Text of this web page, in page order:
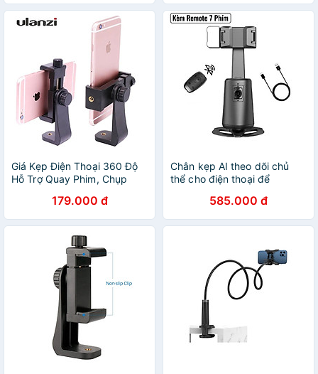
Giá Kẹp Điện Thoại 360 Độ
Hỗ Trợ Quay Phim, Chụp
Man - Hàng Chính Hãng - Đế
Kẹp Điện Thoại. Tripod
Bracket Holder Tripod Ulanzi
Tripod Mount Cell Phone
Clipper Vertical Bracket Clip
Holder 360 Degree Adapter
179.000 đ
Chân kẹp AI theo dõi chủ
thể cho điện thoại để
HighTechGate A200, hàng
chính hãng
585.000 đ